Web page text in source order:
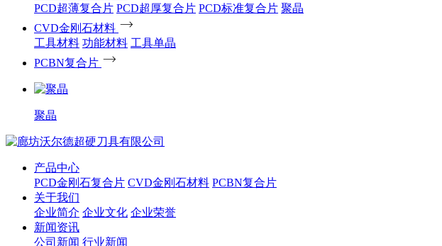
PCD超薄复合片 PCD超厚复合片 PCD标准复合片 聚晶
CVD金刚石材料
工具材料 功能材料 工具单晶
PCBN复合片
聚晶
产品中心
PCD金刚石复合片 CVD金刚石材料 PCBN复合片
关于我们
企业简介 企业文化 企业荣誉
新闻资讯
公司新闻 行业新闻